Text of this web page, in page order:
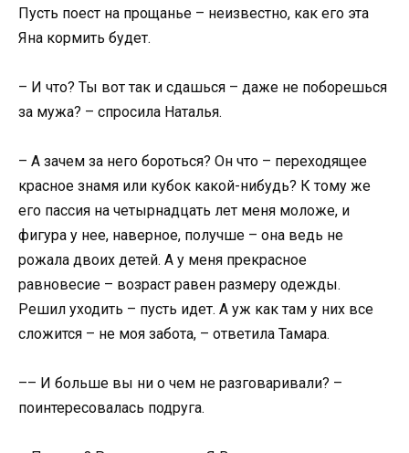
Пусть поест на прощанье – неизвестно, как его эта
Яна кормить будет.
– И что? Ты вот так и сдашься – даже не поборешься
за мужа? – спросила Наталья.
– А зачем за него бороться? Он что – переходящее
красное знамя или кубок какой-нибудь? К тому же
его пассия на четырнадцать лет меня моложе, и
фигура у нее, наверное, получше – она ведь не
рожала двоих детей. А у меня прекрасное
равновесие – возраст равен размеру одежды.
Решил уходить – пусть идет. А уж как там у них все
сложится – не моя забота, – ответила Тамара.
–– И больше вы ни о чем не разговаривали? –
поинтересовалась подруга.